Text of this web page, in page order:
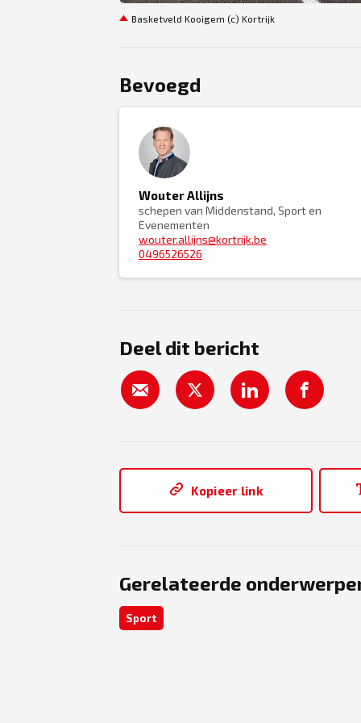
Basketveld Kooigem (c) Kortrijk
Bevoegd
Wouter Allijns
schepen van Middenstand, Sport en
Evenementen
wouter.allijns@kortrijk.be
0496526526
Deel dit bericht
Kopieer link
Gerelateerde
Sport